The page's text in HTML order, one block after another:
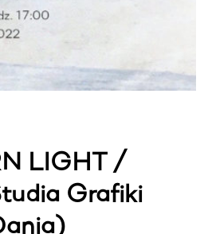
LIGHT /
Grafiki